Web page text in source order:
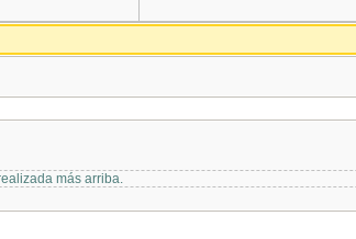
más arriba.